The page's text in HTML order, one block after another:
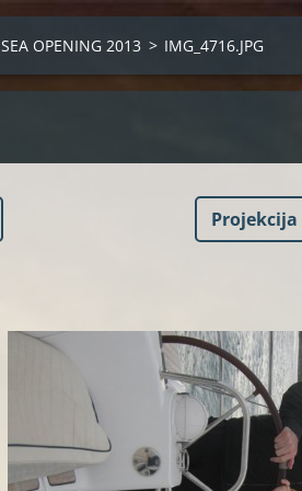
SEA OPENING 2013 > IMG_4716.JPG
Projekcija